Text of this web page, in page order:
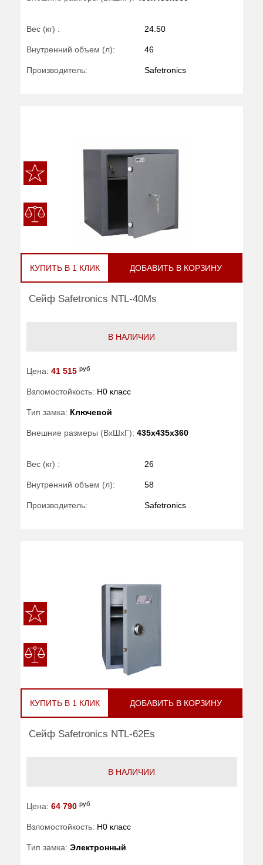
Вес (кг) : 24.50
Внутренний объем (л): 46
Производитель: Safetronics
КУПИТЬ В 1 КЛИК ДОБАВИТЬ В КОРЗИНУ
Сейф Safetronics NTL-40Ms
В НАЛИЧИИ
Цена: 41 515 руб
Взломостойкость: H0 класс
Тип замка: Ключевой
Внешние размеры (ВхШхГ): 435x435x360
Вес (кг) : 26
Внутренний объем (л): 58
Производитель: Safetronics
КУПИТЬ В 1 КЛИК ДОБАВИТЬ В КОРЗИНУ
Сейф Safetronics NTL-62Es
В НАЛИЧИИ
Цена: 64 790 руб
Взломостойкость: H0 класс
Тип замка: Электронный